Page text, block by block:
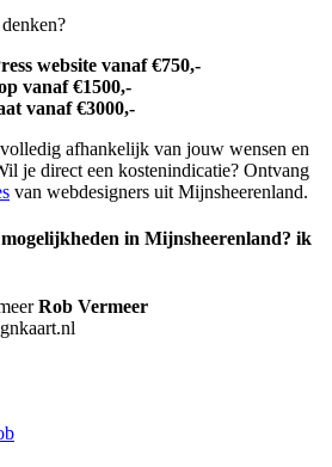
website vanaf €750,-
vanaf €1500,-
vanaf €3000,-
afhankelijk van jouw wensen en
je direct een kostenindicatie? Ontvang
van webdesigners uit Mijnsheerenland.
in Mijnsheerenland? ik
Rob Vermeer